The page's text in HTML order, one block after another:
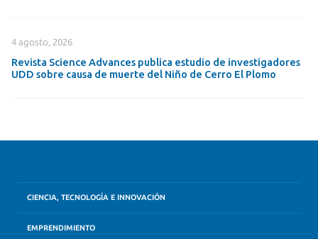
4 agosto, 2026
Revista Science Advances publica estudio de investigadores
UDD sobre causa de muerte del Niño de Cerro El Plomo
CIENCIA, TECNOLOGÍA E INNOVACIÓN
EMPRENDIMIENTO